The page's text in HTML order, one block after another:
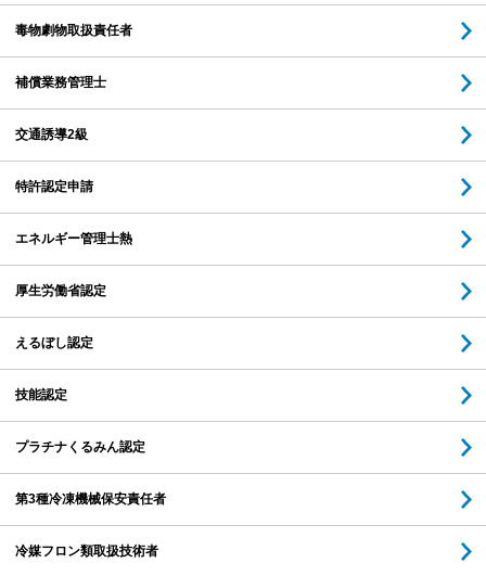
毒物劇物取扱責任者
補償業務管理士
交通誘導2級
特許認定申請
エネルギー管理士熱
厚生労働省認定
えるぼし認定
技能認定
プラチナくるみん認定
第3種冷凍機械保安責任者
冷媒フロン類取扱技術者